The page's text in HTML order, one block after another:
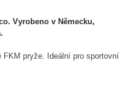
Vyrobeno v Německu,
FKM pryže. Ideální pro sportovní